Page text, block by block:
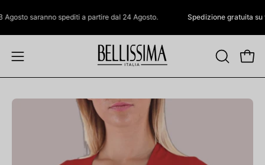
al
contenuto
saranno spediti a partire dal 24 Agosto. Spedizione gratuita su tutti
Apri
menu
APRI
LA
Apri
Apri